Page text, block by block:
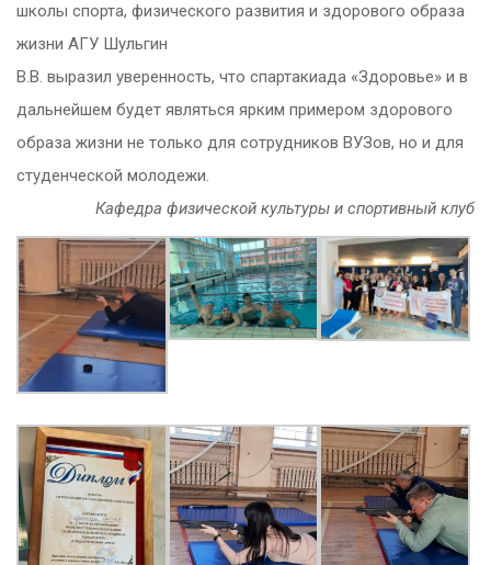
школы спорта, физического развития и здорового образа
жизни АГУ Шульгин
В.В. выразил уверенность, что спартакиада «Здоровье» и в
дальнейшем будет являться ярким примером здорового
образа жизни не только для сотрудников ВУЗов, но и для
студенческой молодежи.
Кафедра физической культуры и спортивный клуб